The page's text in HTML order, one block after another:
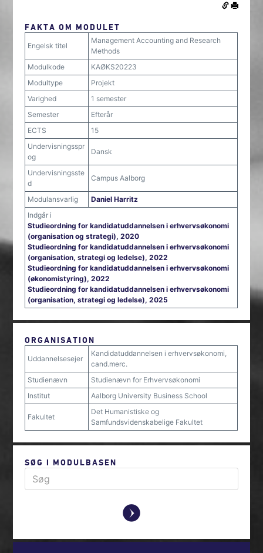
FAKTA OM MODULET
Engelsk titel
Management Accounting and Research
Methods
Modulkode
KAØKS20223
Modultype
Projekt
Varighed
1 semester
Semester
Efterår
ECTS
15
Undervisningsspr
og
Dansk
Undervisningsste
d
Campus Aalborg
Modulansvarlig
Daniel Harritz
Indgår i
Studieordning for kandidatuddannelsen i erhvervsøkonomi
(organisation og strategi), 2020
Studieordning for kandidatuddannelsen i erhvervsøkonomi
(organisation, strategi og ledelse), 2022
Studieordning for kandidatuddannelsen i erhvervsøkonomi
(økonomistyring), 2022
Studieordning for kandidatuddannelsen i erhvervsøkonomi
(organisation, strategi og ledelse), 2025
ORGANISATION
Uddannelsesejer
Kandidatuddannelsen i erhvervsøkonomi,
cand.merc.
Studienævn
Studienævn for Erhvervsøkonomi
Institut
Aalborg University Business School
Fakultet
Det Humanistiske og
Samfundsvidenskabelige Fakultet
SØG I MODULBASEN
y